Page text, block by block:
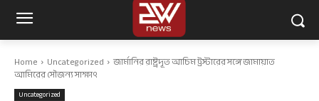
Home Uncategorized
জার্মানির রাষ্ট্রদূত আচিম ট্রস্টারের সঙ্গে জামায়াত
আমিরের সৌজন্য সাক্ষাৎ
Uncategorized